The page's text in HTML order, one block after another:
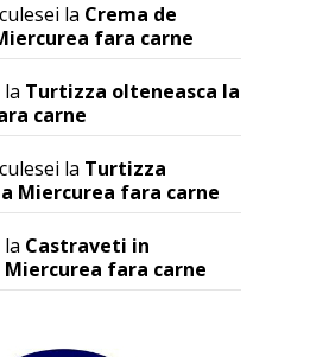
la Crema de
fara carne
la Turtizza olteneasca la
carne
la Turtizza
Miercurea fara carne
la Castraveti in
fara carne